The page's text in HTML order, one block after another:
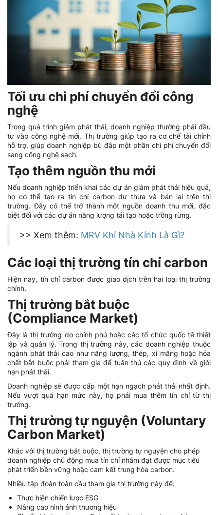
Tối ưu chi phí chuyển đổi công
nghệ
Trong quá trình giảm phát thải, doanh nghiệp thường phải đầu
tư vào công nghệ mới. Thị trường giúp tạo ra cơ chế tài chính
hỗ trợ, giúp doanh nghiệp bù đắp một phần chi phí chuyển đổi
sang công nghệ sạch.
Tạo thêm nguồn thu mới
Nếu doanh nghiệp triển khai các dự án giảm phát thải hiệu quả,
họ có thể tạo ra tín chỉ carbon dư thừa và bán lại trên thị
trường. Đây có thể trở thành một nguồn doanh thu mới, đặc
biệt đối với các dự án năng lượng tái tạo hoặc trồng rừng.
>> Xem thêm: MRV Khí Nhà Kính Là Gì?
Các loại thị trường tín chỉ carbon
Hiện nay, tín chỉ carbon được giao dịch trên hai loại thị trường
chính.
Thị trường bắt buộc
(Compliance Market)
Đây là thị trường do chính phủ hoặc các tổ chức quốc tế thiết
lập và quản lý. Trong thị trường này, các doanh nghiệp thuộc
ngành phát thải cao như năng lượng, thép, xi măng hoặc hóa
chất bắt buộc phải tham gia để tuân thủ các quy định về giới
hạn phát thải.
Doanh nghiệp sẽ được cấp một hạn ngạch phát thải nhất định.
Nếu vượt quá hạn mức này, họ phải mua thêm tín chỉ từ thị
trường.
Thị trường tự nguyện (Voluntary
Carbon Market)
Khác với thị trường bắt buộc, thị trường tự nguyện cho phép
doanh nghiệp chủ động mua tín chỉ nhằm đạt được mục tiêu
phát triển bền vững hoặc cam kết trung hòa carbon.
Nhiều tập đoàn toàn cầu tham gia thị trường này để:
Thực hiện chiến lược ESG
Nâng cao hình ảnh thương hiệu